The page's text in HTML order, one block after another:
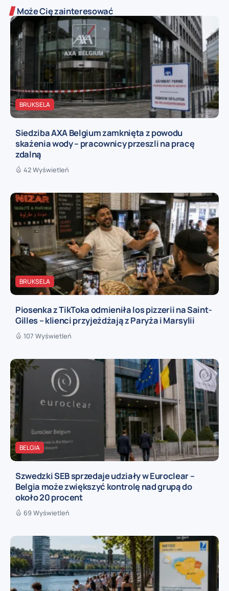
Może Cię zainteresować
BRUKSELA
Siedziba AXA Belgium zamknięta z powodu
skażenia wody – pracownicy przeszli na pracę
zdalną
42 Wyświetleń
BRUKSELA
Piosenka z TikToka odmieniła los pizzerii na Saint-
Gilles – klienci przyjeżdżają z Paryża i Marsylii
107 Wyświetleń
BELGIA
Szwedzki SEB sprzedaje udziały w Euroclear –
Belgia może zwiększyć kontrolę nad grupą do
około 20 procent
69 Wyświetleń